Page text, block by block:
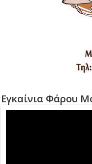
Εγκαίνια Φάρου